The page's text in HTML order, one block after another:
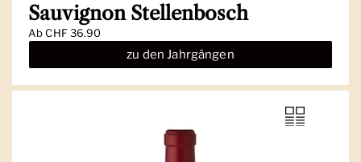
Sauvignon Stellenbosch
AbCHF 36.90
zu den Jahrgängen